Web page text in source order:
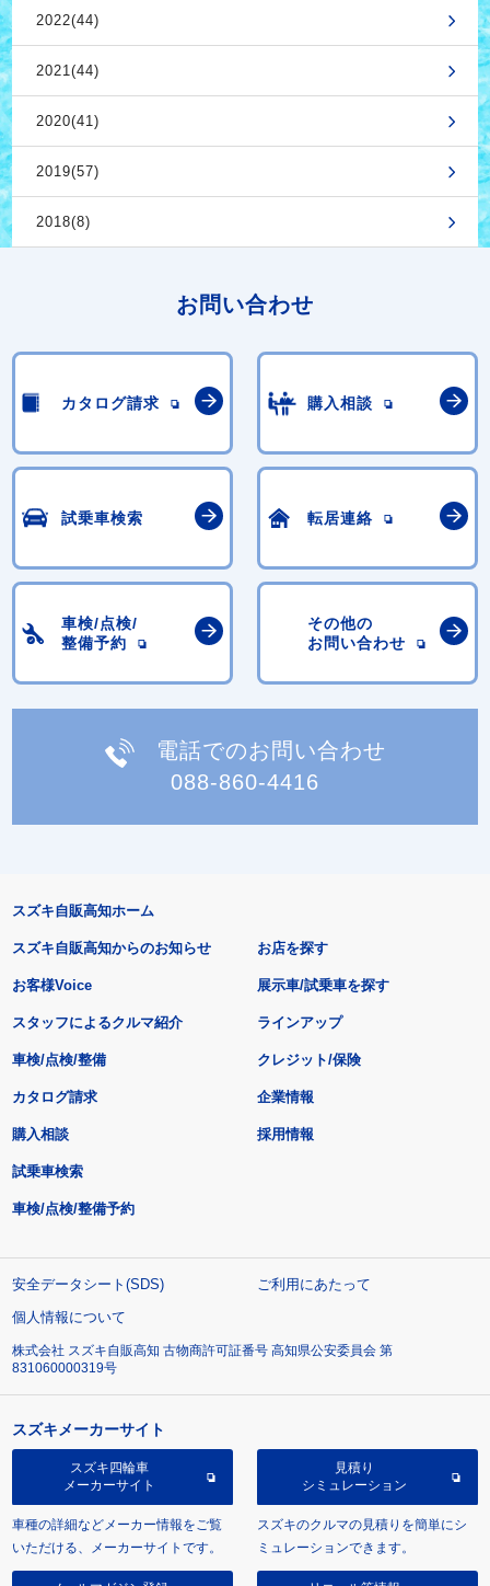
2022(44)
2021(44)
2020(41)
2019(57)
2018(8)
お問い合わせ
カタログ請求 購入相談
試乗車検索 転居連絡
車検/点検/
整備予約
その他の
お問い合わせ
電話でのお問い合わせ
088-860-4416
スズキ自販高知ホーム
スズキ自販高知からのお知らせ
お客様Voice
スタッフによるクルマ紹介
お店を探す
展示車/試乗車を探す
ラインアップ
車検/点検/整備 クレジット/保険
カタログ請求
購入相談
試乗車検索
車検/点検/整備予約
企業情報
採用情報
安全データシート(SDS)
ご利用にあたって
個人情報について
株式会社 スズキ自販高知 古物商許可証番号 高知県公安委員会 第
831060000319号
スズキメーカーサイト
スズキ四輪車
メーカーサイト
車種の詳細などメーカー情報をご覧
いただける、メーカーサイトです。
見積り
シミュレーション
スズキのクルマの見積りを簡単にシ
ミュレーションできます。